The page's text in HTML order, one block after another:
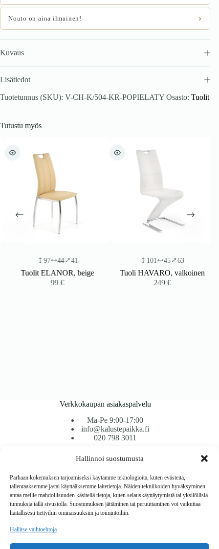
Hallinnoi suostumusta
Parhaan kokemuksen tarjoamiseksi käytämme teknologioita, kuten evästeitä,
tallentaaksemme ja/tai käyttääksemme laitetietoja. Näiden tekniikoiden hyväksyminen
antaa meille mahdollisuuden käsitellä tietoja, kuten selauskäyttäytymistä tai yksilöllisiä
tunnuksia tällä sivustolla. Suostumuksen jättäminen tai peruuttaminen voi vaikuttaa
haitallisesti tiettyihin ominaisuuksiin ja toimintoihin.
Hallitse vaihtoehtoja
Nouto on aina ilmainen! ›
Kuvaus
Lisätiedot
Tuotetunnus (SKU): V-CH-K/504-KR-POPIELATY Osasto: Tuolit
Tutustu myös
97 44 41
Tuolit ELANOR, beige
99€
101 45 63
Tuoli HAVARO, valkoinen
249€
Verkkokaupan asiakaspalvelu
Ma-Pe 9:00-17:00
info@kalustepaikka.fi
020 798 3011
Tavarantoimitus / Maksutavat
Toimitustavat
Maksutavat
Vaihto ja palautus
Reklamaatiot